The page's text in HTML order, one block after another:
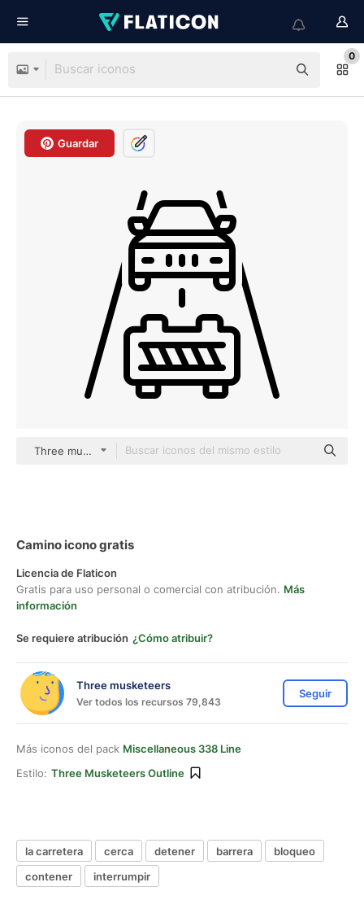
0
Guardar
Three musketeers outline
Camino icono gratis
Licencia de Flaticon
Gratis para uso personal o comercial con atribución. Más
información
Se requiere atribución ¿Cómo atribuir?
Three musketeers
Ver todos los recursos 79,843
Seguir
Más iconos del pack Miscellaneous 338 Line
Estilo: Three Musketeers Outline
la carretera cerca detener barrera
bloqueo
contener
interrumpir